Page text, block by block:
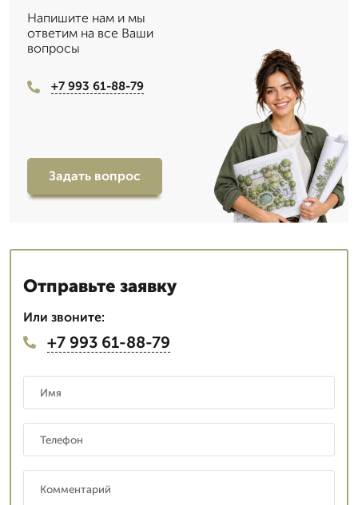
Напишите нам и мы
ответим на все Ваши
вопросы
+7 993 61-88-79
Задать вопрос
Отправьте заявку
Или звоните:
+7 993 61-88-79